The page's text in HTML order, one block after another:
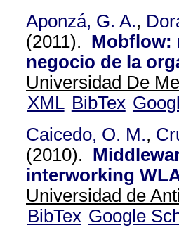
Aponzá, G. A.,
(2011). Mobflow:
negocio de la
Universidad De
XML BibTex
Caicedo, O. M.,
(2010).
interworking
Universidad de
BibTex Google